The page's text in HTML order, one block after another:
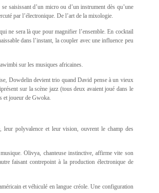
saisissant d’un micro ou d’un instrument dès qu’une
par l’électronique. De l’art de la mixologie.
ne sera là que pour magnifier l’ensemble. En cocktail
dans l’instant, la coupler avec une influence peu
sur les musiques africaines.
Dowdelin devient trio quand David pense à un vieux
sur la scène jazz (tous deux avaient joué dans le
et joueur de Gwoka.
leur polyvalence et leur vision, ouvrent le champ des
Olivya, chanteuse instinctive, affirme vite son
faisant contrepoint à la production électronique de
et véhiculé en langue créole. Une configuration